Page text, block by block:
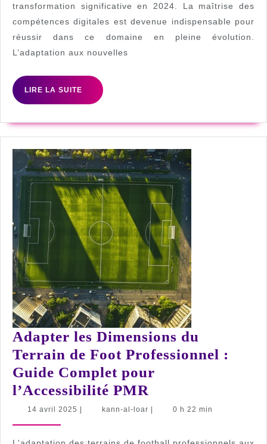
Exceller
comme
Responsable
transformation significative en 2024. La maîtrise des
compétences digitales est devenue indispensable pour
réussir dans ce domaine en pleine évolution.
L’adaptation aux nouvelles
LIRE LA SUITE
LIRE
LA
Adapter les Dimensions du
Terrain de Foot Professionnel :
Guide Complet pour
l’Accessibilité PMR
les
14 avril 2025 14
| kann-al-loar kann-
| 0 h 22 min